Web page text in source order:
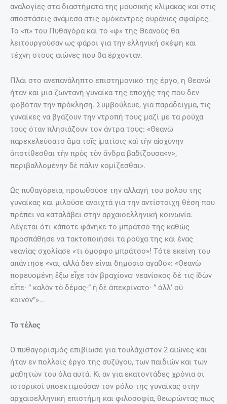
αναλογίες στα διαστήματα της μουσικής κλίμακας και στις
αποστάσεις ανάμεσα στις ομόκεντρες ουράνιες σφαίρες.
Το «π» του Πυθαγόρα και το «φ» της Θεανούς θα
λειτουργούσαν ως φάροι για την ελληνική σκέψη και
τέχνη στους αιώνες που θα έρχονταν.
Πλάι στο ανεπανάληπτο επιστημονικό της έργο, η Θεανώ
ήταν και μια ζωντανή γυναίκα της εποχής της που δεν
φοβόταν την πρόκληση. Συμβούλευε, για παράδειγμα, τις
γυναίκες να βγάζουν την ντροπή τους μαζί με τα ρούχα
τους όταν πλησιάζουν τον άντρα τους: «Θεανὼ
παρεκελεύσατο ἅμα τοῖς ἱματίοις καὶ τὴν αἰσχύνην
ἀποτίθεσθαι τὴν πρὸς τὸν ἄνδρα βαδίζουσα<ν>,
περιβαλλομένην δὲ πάλιν κομίζεσθαι».
Ως πυθαγόρεια, προωθούσε την αλλαγή του ρόλου της
γυναίκας και μιλούσε ανοιχτά για την αντίστοιχη θέση που
πρέπει να καταλάβει στην αρχαιοελληνική κοινωνία.
Λέγεται ότι κάποτε φάνηκε το μπράτσο της καθώς
προσπάθησε να τακτοποιήσει τα ρούχα της και ένας
νεανίας σχολίασε «τι όμορφο μπράτσο»! Τότε εκείνη του
απάντησε «ναι, αλλά δεν είναι δημόσιο αγαθό»: «Θεανὼ
πορευομένη ἔξω εἶχε τὸν βραχίονα· νεανίσκος δέ τις ἰδὼν
εἶπε· ” καλὸν τὸ δέμας·” ἡ δὲ ἀπεκρίνατο· ” ἀλλ’ οὐ
κοινόν”»…
Το τέλος
Ο πυθαγορισμός επιβίωσε για τουλάχιστον 2 αιώνες και
ήταν εν πολλοίς έργο της συζύγου, των παιδιών και των
μαθητών του όλα αυτά. Κι αν για εκατοντάδες χρόνια οι
ιστορικοί υποεκτιμούσαν τον ρόλο της γυναίκας στην
αρχαιοελληνική επιστήμη και φιλοσοφία, θεωρώντας πως